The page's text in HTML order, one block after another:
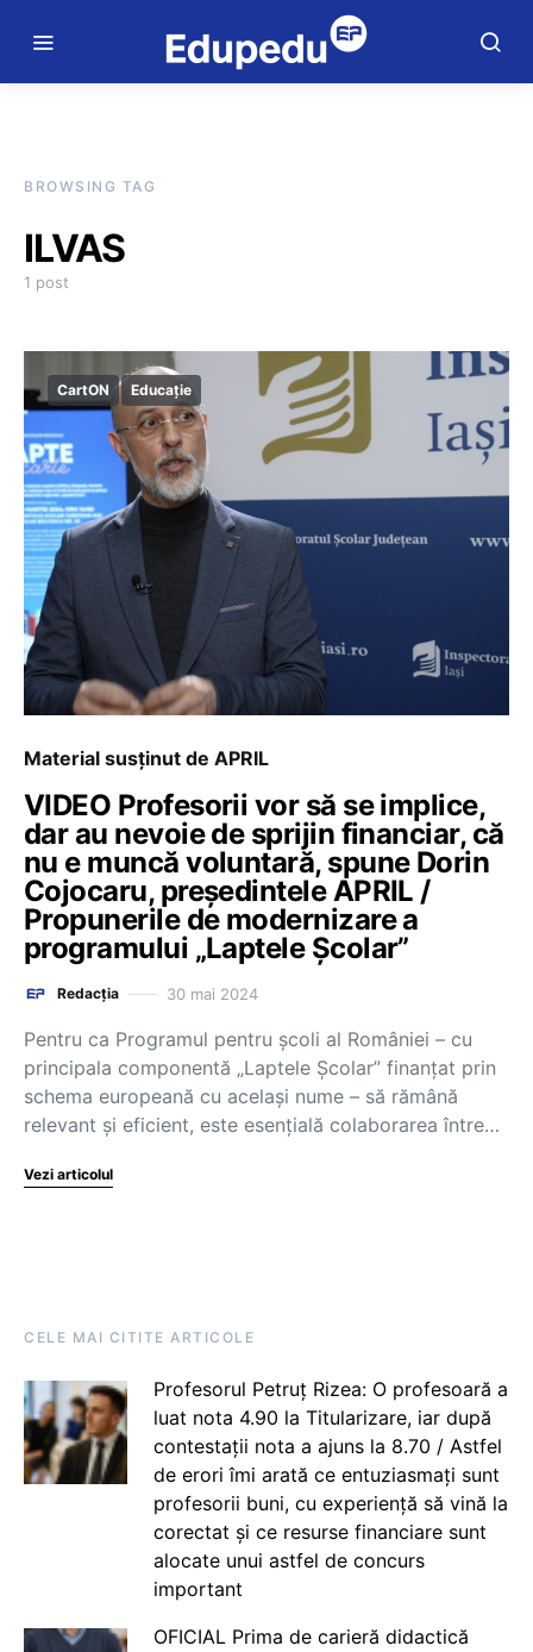
BROWSING TAG
ILVAS
1 post
CartON Educație
Material susținut de APRIL
VIDEO Profesorii vor să se implice,
dar au nevoie de sprijin financiar, că
nu e muncă voluntară, spune Dorin
Cojocaru, președintele APRIL /
Propunerile de modernizare a
programului „Laptele Școlar”
Redacția 30 mai 2024
Pentru ca Programul pentru școli al României – cu
principala componentă „Laptele Școlar” finanțat prin
schema europeană cu același nume – să rămână
relevant și eficient, este esențială colaborarea între…
Vezi articolul
CELE MAI CITITE ARTICOLE
Profesorul Petruț Rizea: O profesoară a
luat nota 4.90 la Titularizare, iar după
contestații nota a ajuns la 8.70 / Astfel
de erori îmi arată ce entuziasmați sunt
profesorii buni, cu experiență să vină la
corectat și ce resurse financiare sunt
alocate unui astfel de concurs
important
OFICIAL Prima de carieră didactică